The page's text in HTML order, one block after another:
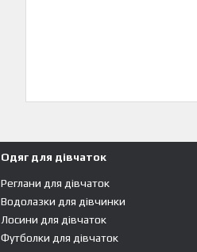
Одяг для дівчаток
Реглани для дівчаток
Водолазки для дівчинки
Лосини для дівчаток
Футболки для дівчаток